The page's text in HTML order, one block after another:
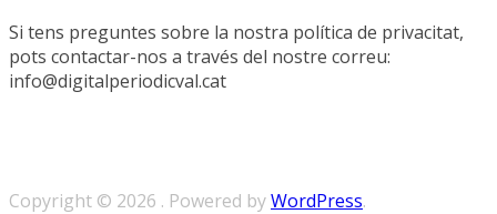
Si tens preguntes sobre la nostra política de privacitat,
pots contactar-nos a través del nostre correu:
info@digitalperiodicval.cat
Copyright © 2026 . Powered byWordPress.